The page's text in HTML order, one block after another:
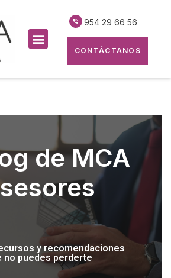
954 29 66 56
CONTÁCTANOS
de MCA
y recomendaciones
no puedes perderte